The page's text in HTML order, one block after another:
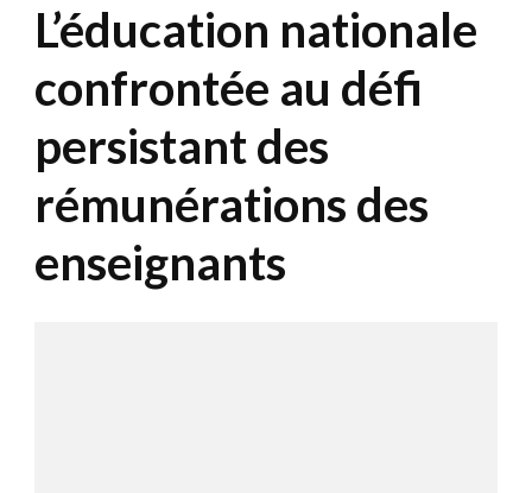
L’éducation nationale
confrontée au défi
persistant des
rémunérations des
enseignants